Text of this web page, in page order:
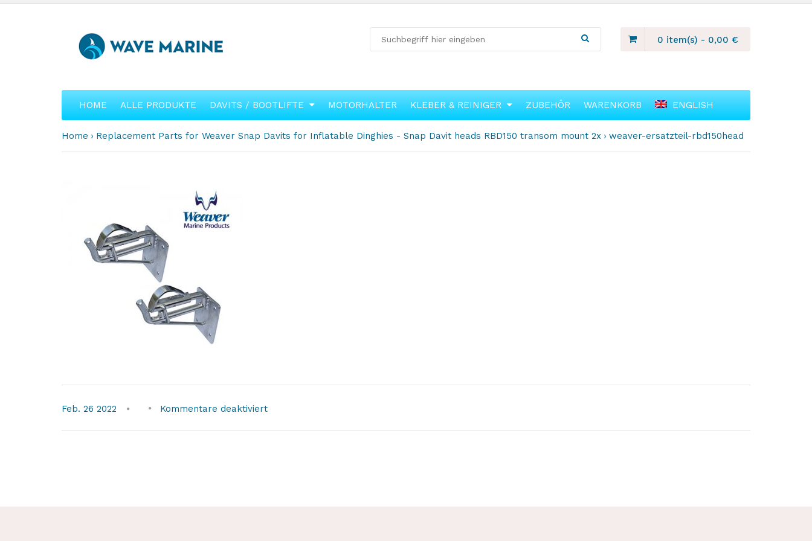
0 item(s) - 0,00 €
HOME ALLE PRODUKTE DAVITS / BOOTLIFTE MOTORHALTER KLEBER & REINIGER ZUBEHÖR WARENKORB ENGLISH
Home Replacement Parts for Weaver Snap Davits for Inflatable Dinghies - Snap Davit heads RBD150 transom mount 2x weaver-ersatzteil-rbd150head
Feb. 26 2022 Kommentare deaktiviertfür